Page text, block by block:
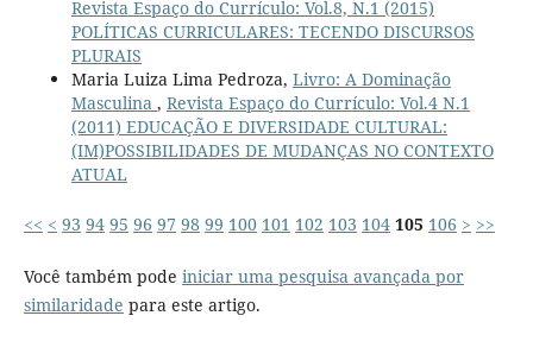
Revista Espaço do Currículo: Vol.8, N.1 (2015)
POLÍTICAS CURRICULARES: TECENDO DISCURSOS
PLURAIS
Maria Luiza Lima Pedroza, Livro: A Dominação
Masculina , Revista Espaço do Currículo: Vol.4 N.1
(2011) EDUCAÇÃO E DIVERSIDADE CULTURAL:
(IM)POSSIBILIDADES DE MUDANÇAS NO CONTEXTO
ATUAL
<< < 93 94 95 96 97 98 99 100 101 102 103 104 105 106 > >>
Você também pode iniciar uma pesquisa avançada por
similaridade para este artigo.